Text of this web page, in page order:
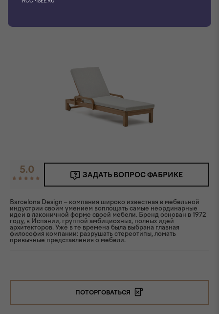
5.0 ЗАДАТЬ ВОПРОС ФАБРИКЕ
Barcelona Design – компания широко известная в мебельной
индустрии своим умением воплощать самые неординарные
идеи в лаконичной форме своей мебели. Бренд основан в 1972
году, в Испании, группой амбициозных, полных идей
архитекторов. Уже в те времена была выбрана главная
философия компании: разрушать стереотипы, ломать
привычные представления о мебели.
ПОТОРГОВАТЬСЯ